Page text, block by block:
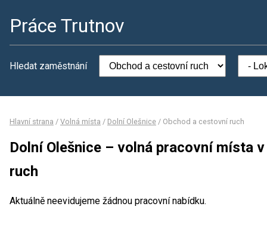
Práce Trutnov
Hledat zaměstnání
Hlavní strana / Volná místa / Dolní Olešnice / Obchod a cestovní ruch
Dolní Olešnice – volná pracovní místa
ruch
Aktuálně neevidujeme žádnou pracovní nabídku.